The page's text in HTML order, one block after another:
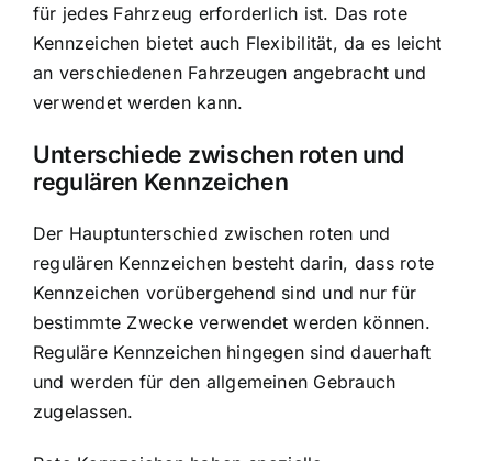
für jedes Fahrzeug erforderlich ist. Das rote
Kennzeichen bietet auch Flexibilität, da es leicht
an verschiedenen Fahrzeugen angebracht und
verwendet werden kann.
Unterschiede zwischen roten und
regulären Kennzeichen
Der Hauptunterschied zwischen roten und
regulären Kennzeichen besteht darin, dass rote
Kennzeichen vorübergehend sind und nur für
bestimmte Zwecke verwendet werden können.
Reguläre Kennzeichen hingegen sind dauerhaft
und werden für den allgemeinen Gebrauch
zugelassen.